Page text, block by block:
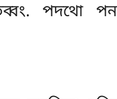
পদথো পন